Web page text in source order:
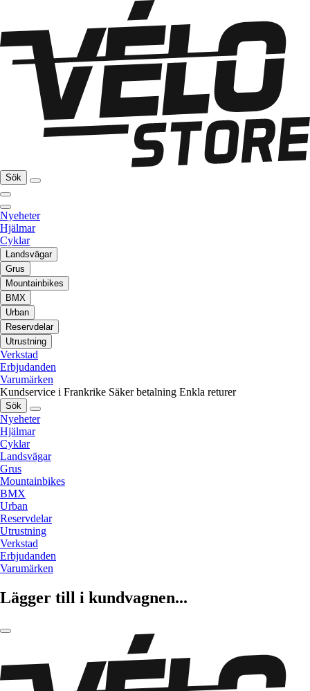
Sök
Nyeheter
Hjälmar
Cyklar
Landsvägar
Grus
Mountainbikes
BMX
Urban
Reservdelar
Utrustning
Verkstad
Erbjudanden
Varumärken
Kundservice i Frankrike Säker betalning Enkla returer
Sök
Nyeheter
Hjälmar
Cyklar
Landsvägar
Grus
Mountainbikes
BMX
Urban
Reservdelar
Utrustning
Verkstad
Erbjudanden
Varumärken
Lägger till i kundvagnen...